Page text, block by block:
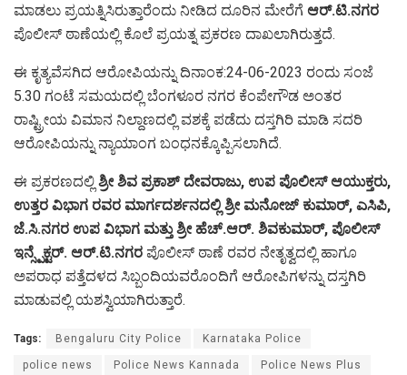
ಮಾಡಲು ಪ್ರಯತ್ನಿಸಿರುತ್ತಾರೆಂದು ನೀಡಿದ ದೂರಿನ ಮೇರೆಗೆ ಆರ್.ಟಿ.ನಗರ
ಪೊಲೀಸ್‌ ಠಾಣೆಯಲ್ಲಿ ಕೊಲೆ ಪ್ರಯತ್ನ ಪ್ರಕರಣ ದಾಖಲಾಗಿರುತ್ತದೆ.
ಈ ಕೃತ್ಯವೆಸಗಿದ ಆರೋಪಿಯನ್ನು ದಿನಾಂಕ:24-06-2023 ರಂದು ಸಂಜೆ
5.30 ಗಂಟೆ ಸಮಯದಲ್ಲಿ ಬೆಂಗಳೂರ ನಗರ ಕೆಂಪೇಗೌಡ ಅಂತರ
ರಾಷ್ಟ್ರೀಯ ವಿಮಾನ ನಿಲ್ದಾಣದಲ್ಲಿ ವಶಕ್ಕೆ ಪಡೆದು ದಸ್ತಗಿರಿ ಮಾಡಿ ಸದರಿ
ಆರೋಪಿಯನ್ನು ನ್ಯಾಯಾಂಗ ಬಂಧನಕ್ಕೊಪ್ಪಿಸಲಾಗಿದೆ.
ಈ ಪ್ರಕರಣದಲ್ಲಿ ಶ್ರೀ ಶಿವ ಪ್ರಕಾಶ್ ದೇವರಾಜು, ಉಪ ಪೊಲೀಸ್ ಆಯುಕ್ತರು,
ಉತ್ತರ ವಿಭಾಗ ರವರ ಮಾರ್ಗದರ್ಶನದಲ್ಲಿ ಶ್ರೀ ಮನೋಜ್ ಕುಮಾರ್, ಎಸಿಪಿ,
ಜೆ.ಸಿ.ನಗರ ಉಪ ವಿಭಾಗ ಮತ್ತು ಶ್ರೀ ಹೆಚ್.ಆರ್. ಶಿವಕುಮಾರ್, ಪೊಲೀಸ್
ಇನ್ಸ್ಪೆಕ್ಟರ್. ಆರ್.ಟಿ.ನಗರ ಪೊಲೀಸ್ ಠಾಣೆ ರವರ ನೇತೃತ್ವದಲ್ಲಿ ಹಾಗೂ
ಅಪರಾಧ ಪತ್ತೆದಳದ ಸಿಬ್ಬಂದಿಯವರೊಂದಿಗೆ ಆರೋಪಿಗಳನ್ನು ದಸ್ತಗಿರಿ
ಮಾಡುವಲ್ಲಿ ಯಶಸ್ವಿಯಾಗಿರುತ್ತಾರೆ.
Tags: Bengaluru City Police Karnataka Police
police news Police News Kannada Police News Plus